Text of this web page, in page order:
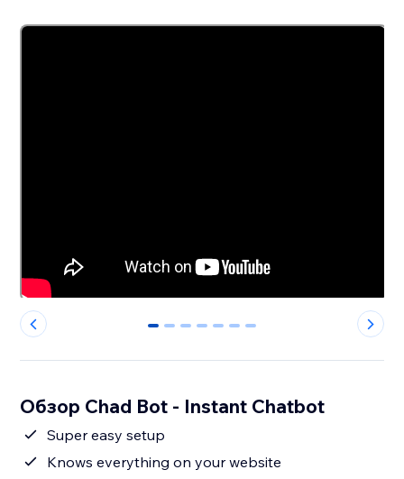
0 1 2 3 4 5 6
Обзор Chad Bot - Instant Chatbot
Super easy setup
Knows everything on your website